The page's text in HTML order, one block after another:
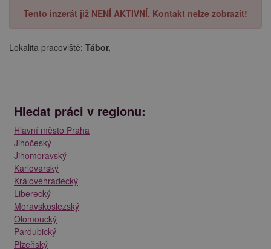
Tento inzerát již NENÍ AKTIVNÍ. Kontakt nelze zobrazit!
Lokalita pracoviště: Tábor,
Hledat práci v regionu:
Hlavní město Praha
Jihočeský
Jihomoravský
Karlovarský
Královéhradecký
Liberecký
Moravskoslezský
Olomoucký
Pardubický
Plzeňský